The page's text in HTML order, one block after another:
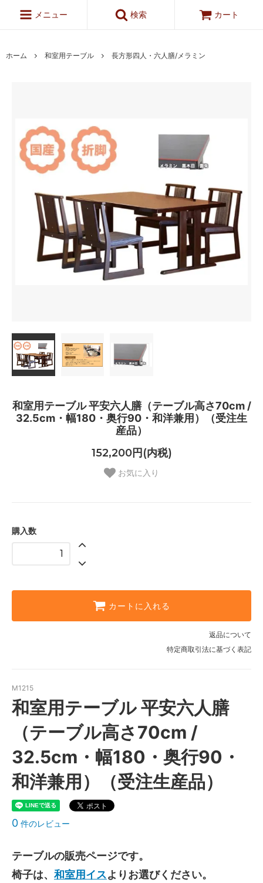
メニュー 検索 カート
ホーム 和室用テーブル 長方形四人・六人膳/メラミン
和室用テーブル 平安六人膳（テーブル高さ70cm /
32.5cm・幅180・奥行90・和洋兼用）（受注生
産品）
152,200円(内税)
お気に入り
購入数
カートに入れる
返品について
特定商取引法に基づく表記
M1215
和室用テーブル 平安六人膳
（テーブル高さ70cm /
32.5cm・幅180・奥行90・
和洋兼用）（受注生産品）
0 件のレビュー
テーブルの販売ページです。
椅子は、 和室用イスよりお選びください。